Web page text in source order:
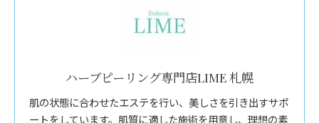
ハーブピーリング専門店LIME 札幌
肌の状態に合わせたエステを行い、美しさを引き出すサポ
ートをしています。肌質に適した施術を用意し、理想の素